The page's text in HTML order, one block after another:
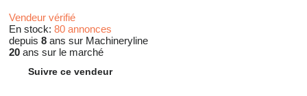
Vendeur vérifié
En stock: 80 annonces
depuis 8 ans sur Machineryline
20 ans sur le marché
Suivre ce vendeur